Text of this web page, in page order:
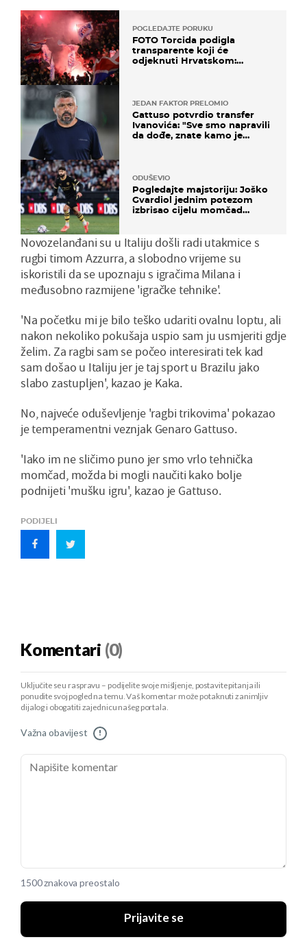
POGLEDAJTE PORUKU
FOTO Torcida podigla
transparente koji će
odjeknuti Hrvatskom:
JEDAN FAKTOR PRELOMIO
Gattuso potvrdio transfer
Ivanovića: "Sve smo napravili
da dođe, znate kamo je
ODUŠEVIO
Pogledajte majstoriju: Joško
Gvardiol jednim potezom
izbrisao cijelu momčad
Novozelanđani su u Italiju došli radi utakmice s
rugbi timom Azzurra, a slobodno vrijeme su
iskoristili da se upoznaju s igračima Milana i
međusobno razmijene 'igračke tehnike'.
'Na početku mi je bilo teško udariti ovalnu loptu, ali
nakon nekoliko pokušaja uspio sam ju usmjeriti gdje
želim. Za ragbi sam se počeo interesirati tek kad
sam došao u Italiju jer je taj sport u Brazilu jako
slabo zastupljen', kazao je Kaka.
No, najveće oduševljenje 'ragbi trikovima' pokazao
je temperamentni veznjak Genaro Gattuso.
'Iako im ne sličimo puno jer smo vrlo tehnička
momčad, možda bi mogli naučiti kako bolje
podnijeti 'mušku igru', kazao je Gattuso.
PODIJELI
Komentari (0)
Uključite se u raspravu – podijelite svoje mišljenje, postavite pitanja ili
ponudite svoj pogled na temu. Vaš komentar može potaknuti zanimljiv
dijalog i obogatiti zajednicu našeg portala.
Važna obavijest !
1500 znakova preostalo
Prijavite se